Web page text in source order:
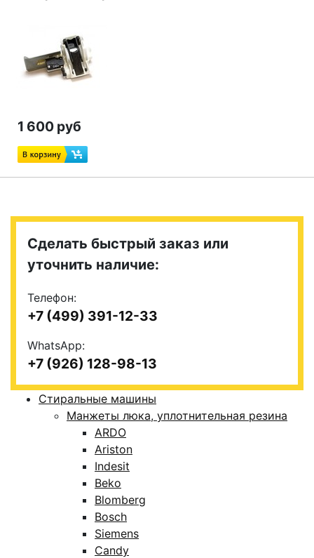
1 600 руб
Сделать быстрый заказ или
уточнить наличие:
Телефон:
+7 (499) 391-12-33
WhatsApp:
+7 (926) 128-98-13
Стиральные машины
Манжеты люка, уплотнительная резина
ARDO
Ariston
Indesit
Beko
Blomberg
Bosch
Siemens
Candy